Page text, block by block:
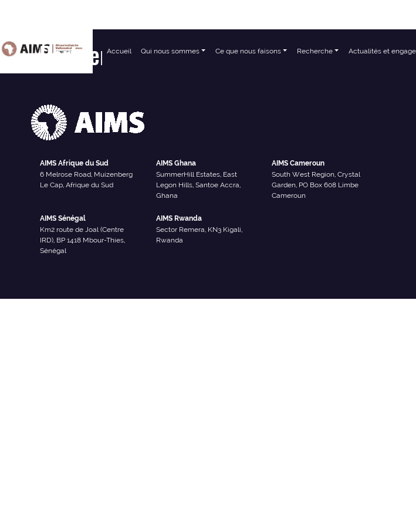
Navigation principale
Accueil Qui nous sommes Ce que nous faisons Recherche Actualités et
Partner Type :Industry
AIMS Afrique du Sud
6 Melrose Road, Muizenberg
Le Cap, Afrique du Sud
AIMS Ghana
SummerHill Estates, East
Legon Hills, Santoe Accra,
Ghana
AIMS Cameroun
South West Region, Crystal
Garden, PO Box 608 Limbe
Cameroun
AIMS Sénégal
Km2 route de Joal (Centre
IRD), BP 1418 Mbour-Thies,
Sénégal
AIMS Rwanda
Sector Remera, KN3 Kigali,
Rwanda